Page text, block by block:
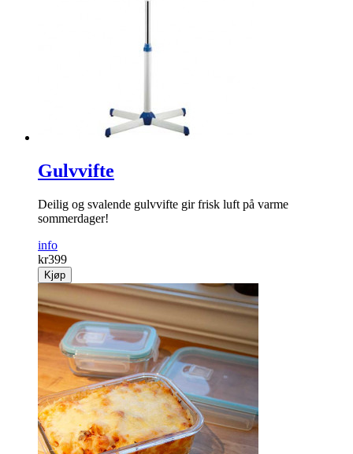
Gulvvifte
Deilig og svalende gulvvifte gir frisk luft på varme
sommerdager!
info
kr399
Kjøp